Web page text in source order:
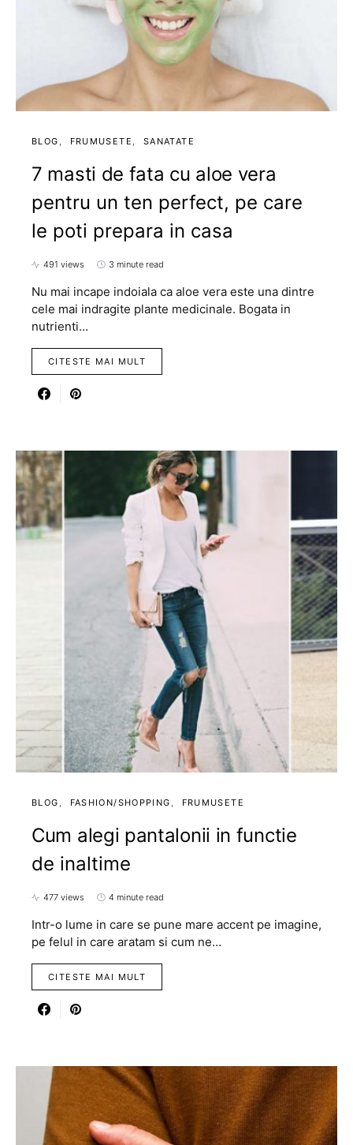
BLOG FRUMUSETE SANATATE
7 masti de fata cu aloe vera
pentru un ten perfect, pe care
le poti prepara in casa
491 views 3 minute read
Nu mai incape indoiala ca aloe vera este una dintre
cele mai indragite plante medicinale. Bogata in
nutrienti…
CITESTE MAI MULT
BLOG FASHION/SHOPPING FRUMUSETE
Cum alegi pantalonii in functie
de inaltime
477 views 4 minute read
Intr-o lume in care se pune mare accent pe imagine,
pe felul in care aratam si cum ne…
CITESTE MAI MULT